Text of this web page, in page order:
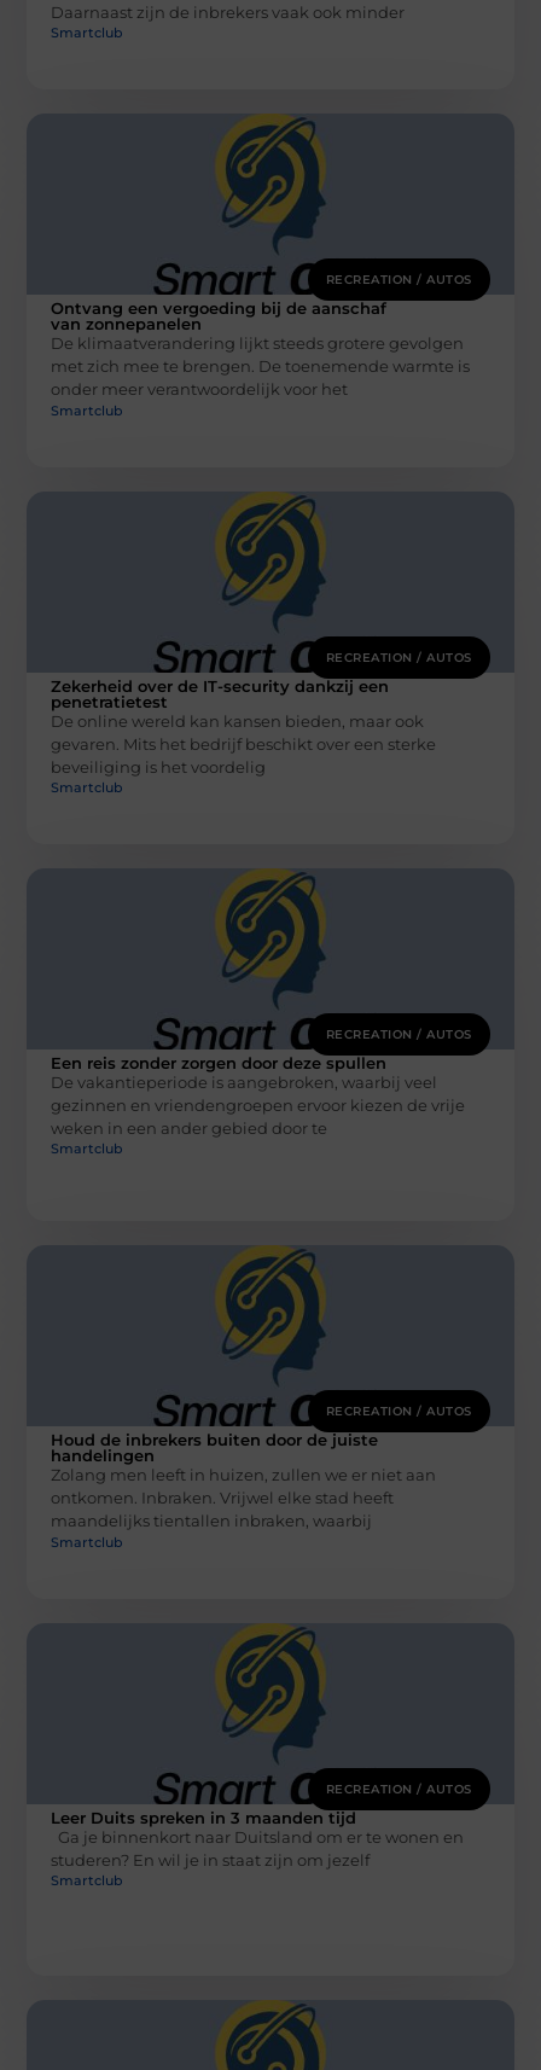
Daarnaast zijn de inbrekers vaak ook minder
Smartclub
RECREATION / AUTOS
Ontvang een vergoeding bij de aanschaf
van zonnepanelen
De klimaatverandering lijkt steeds grotere gevolgen
met zich mee te brengen. De toenemende warmte is
onder meer verantwoordelijk voor het
Smartclub
RECREATION / AUTOS
Zekerheid over de IT-security dankzij een
penetratietest
De online wereld kan kansen bieden, maar ook
gevaren. Mits het bedrijf beschikt over een sterke
beveiliging is het voordelig
Smartclub
RECREATION / AUTOS
Een reis zonder zorgen door deze spullen
De vakantieperiode is aangebroken, waarbij veel
gezinnen en vriendengroepen ervoor kiezen de vrije
weken in een ander gebied door te
Smartclub
RECREATION / AUTOS
Houd de inbrekers buiten door de juiste
handelingen
Zolang men leeft in huizen, zullen we er niet aan
ontkomen. Inbraken. Vrijwel elke stad heeft
maandelijks tientallen inbraken, waarbij
Smartclub
RECREATION / AUTOS
Leer Duits spreken in 3 maanden tijd
Ga je binnenkort naar Duitsland om er te wonen en
studeren? En wil je in staat zijn om jezelf
Smartclub